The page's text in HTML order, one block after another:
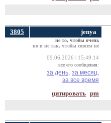
3805 jenya
не то, чтобы очень
но и не так, чтобы совсем не
09.06.2026 | 15:49:14
все его сообщения:
за день, за месяц,
за все время
цитировать pm